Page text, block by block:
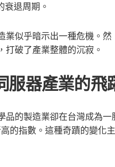
退周期。
業似乎暗示出一種危機。然
破了產業整體的沉寂。
服器產業的飛
品的製造業卻在台灣成為一
的指數。這種奇蹟的變化主